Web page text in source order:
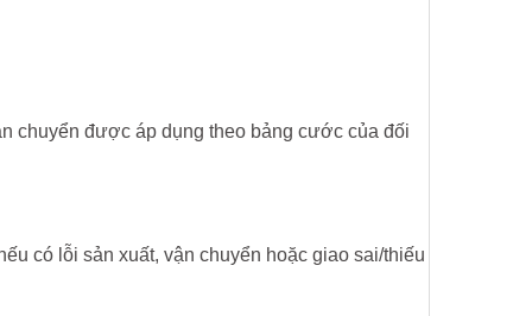
chuyển được áp dụng theo bảng cước của đối
có lỗi sản xuất, vận chuyển hoặc giao sai/thiếu